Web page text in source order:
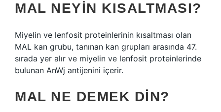
MAL NEYIN KISALTMASI?
Miyelin ve lenfosit proteinlerinin kısaltması olan
MAL kan grubu, tanınan kan grupları arasında 47.
sırada yer alır ve miyelin ve lenfosit proteinlerinde
bulunan AnWj antijenini içerir.
MAL NE DEMEK DIN?